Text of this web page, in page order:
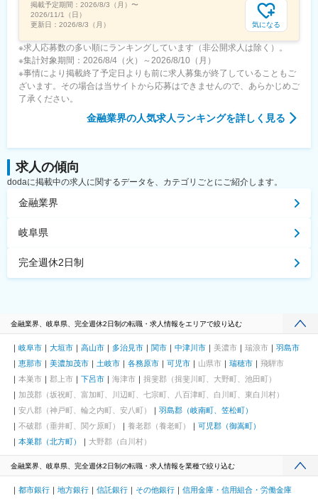
掲載予定期間： 2026/8/3（月） 〜
2026/11/1（日）
更新日： 2026/8/3（月） 気になる
※求人応募数の多い順にランキングしています（非公開求人は除く）。
※集計対象期間：2026/8/4（火）～2026/8/10（月）
※事情により掲載終了予定日よりも前に求人募集が終了していることもご
ざいます。その場合は当サイトから応募はできませんので、あらかじめご
了承ください。
金融業界の人気求人ランキングを詳しく見る
求人の傾向
dodaに掲載中の求人に関するデータを、カテゴリごとにご紹介します。
金融業界
岐阜県
完全週休2日制
金融業界、岐阜県、完全週休2日制の転職・求人情報をエリアで絞り込む
岐阜市 大垣市 高山市 多治見市 関市 中津川市 美濃市 瑞浪市
羽島市
恵那市
美濃加茂市 土岐市 各務原市 可児市 山県市 瑞穂市
飛騨市
本巣市
郡上市 下呂市 海津市
揖斐郡（揖斐川町、大野町、池田町）
加茂郡（坂祝町、富加町、川辺町、七宗町、八百津町、白川町、東白川村）
安八郡（神戸町、輪之内町、安八町）
羽島郡（岐南町、笠松町）
不破郡（垂井町、関ケ原町）
養老郡（養老町）
可児郡（御嵩町）
本巣郡（北方町）
大野郡（白川村）
金融業界、岐阜県、完全週休2日制の転職・求人情報を業種で絞り込む
都市銀行 地方銀行 信託銀行 その他銀行
信用金庫・信用組合・労働金庫